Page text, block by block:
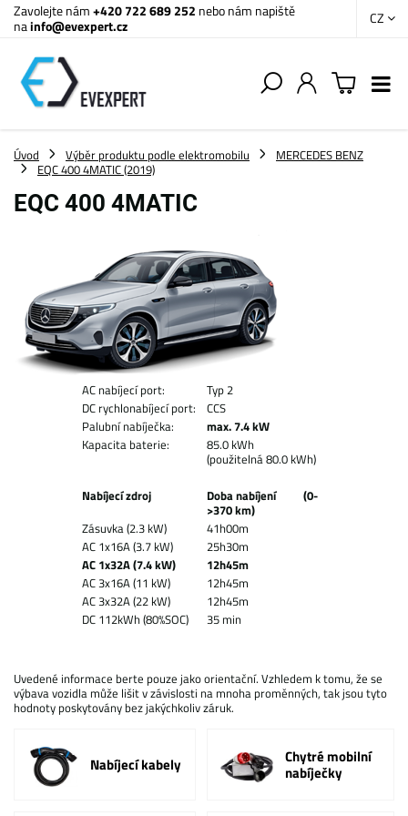
Zavolejte nám+420 722 689 252 nebo nám napiště
nainfo@evexpert.cz CZ
Úvod Výběr produktu podle elektromobilu
MERCEDES BENZ
EQC 400 4MATIC (2019)
EQC 400 4MATIC
AC nabíjecí port:
Typ 2
DC rychlonabíjecí port:
CCS
Palubní nabíječka:
max. 7.4 kW
Kapacita baterie:
85.0 kWh
(použitelná 80.0 kWh)
Nabíjecí zdroj
Doba nabíjení (0-
>370 km)
Zásuvka (2.3 kW)
41h00m
AC 1x16A (3.7 kW)
25h30m
AC 1x32A (7.4 kW)
12h45m
AC 3x16A (11 kW)
12h45m
AC 3x32A (22 kW)
12h45m
DC 112kWh (80%SOC)
35 min
Uvedené informace berte pouze jako orientační. Vzhledem k tomu, že se
výbava vozidla může lišit v závislosti na mnoha proměnných, tak jsou tyto
hodnoty poskytovány bez jakýchkoliv záruk.
Nabíjecí kabely Chytré mobilní
nabíječky